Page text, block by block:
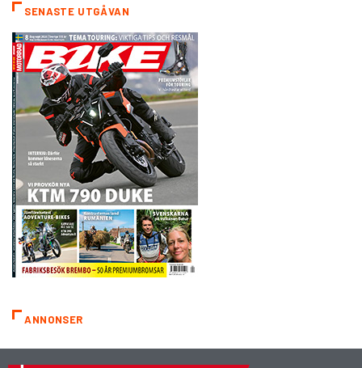
SENASTE UTGÅVAN
ANNONSER